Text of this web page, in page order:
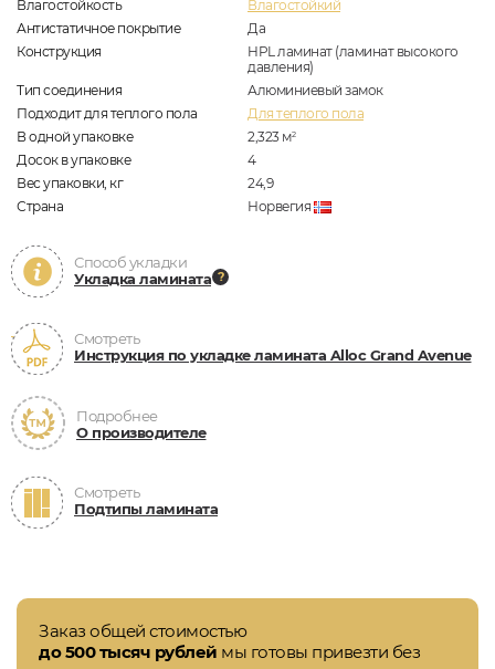
Влагостойкость
Влагостойкий
Антистатичное покрытие
Да
Конструкция
HPL ламинат (ламинат высокого
давления)
Тип соединения
Алюминиевый замок
Подходит для теплого пола
Для теплого пола
В одной упаковке
2,323 м2
Досок в упаковке
4
Вес упаковки, кг
24,9
Страна
Норвегия
Способ укладки
Укладка ламината
Смотреть
Инструкция по укладке ламината Alloc Grand Avenue
Подробнее
О производителе
Смотреть
Подтипы ламината
Заказ общей стоимостью
до 500 тысяч рублей мы готовы привезти без